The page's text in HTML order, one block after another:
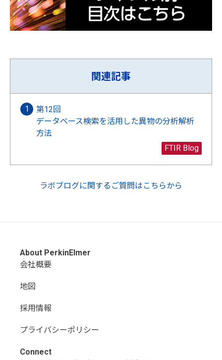
関連記事
第12回
データベース検索を活用した異物の分析解析
方法
FTIR Blog
ラボブログに関するご質問はこちらから
About PerkinElmer
会社概要
地図
採用情報
プライバシーポリシー
Connect